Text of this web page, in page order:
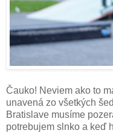
Čauko! Neviem ako to
unavená zo všetkých
Bratislave musíme
potrebujem slnko a keď